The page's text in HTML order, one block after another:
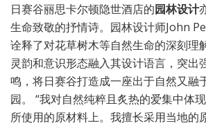
日赛谷丽思卡尔顿隐世酒店的园林设计
生命致敬的抒情诗。园林设计师John
诠释了对花草树木等自然生命的深刻理
灵韵和意识形态融入其设计语言，突出
鸣，将日赛谷打造成一座出于自然又融
园。 “我对自然纯粹且炙热的爱集中体
所使用的原材料上。我擅长采用当地的